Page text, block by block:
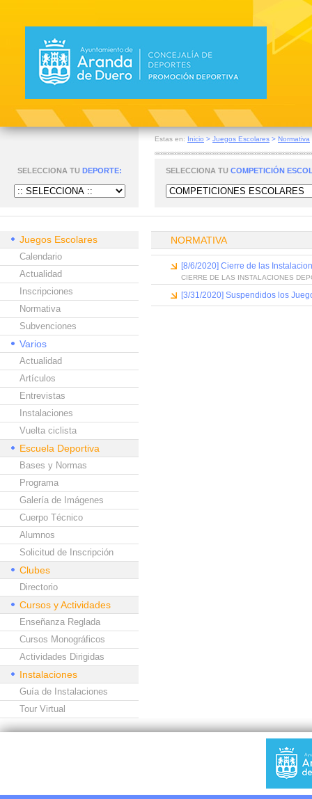
Estas en: Inicio > Juegos Escolares > Normativa
SELECCIONA TU DEPORTE: SELECCIONA TU COMPETICIÓN
Juegos Escolares
Calendario
Actualidad
Inscripciones
Normativa
Subvenciones
Varios
Actualidad
Artículos
Entrevistas
Instalaciones
Vuelta ciclista
Escuela Deportiva
Bases y Normas
Programa
Galería de Imágenes
Cuerpo Técnico
Alumnos
Solicitud de Inscripción
Clubes
Directorio
Cursos y Actividades
Enseñanza Reglada
Cursos Monográficos
Actividades Dirigidas
Instalaciones
Guía de Instalaciones
Tour Virtual
NORMATIVA
[8/6/2020] Cierre de las
CIERRE DE LAS INSTALACIONES
[3/31/2020] Suspendidos los